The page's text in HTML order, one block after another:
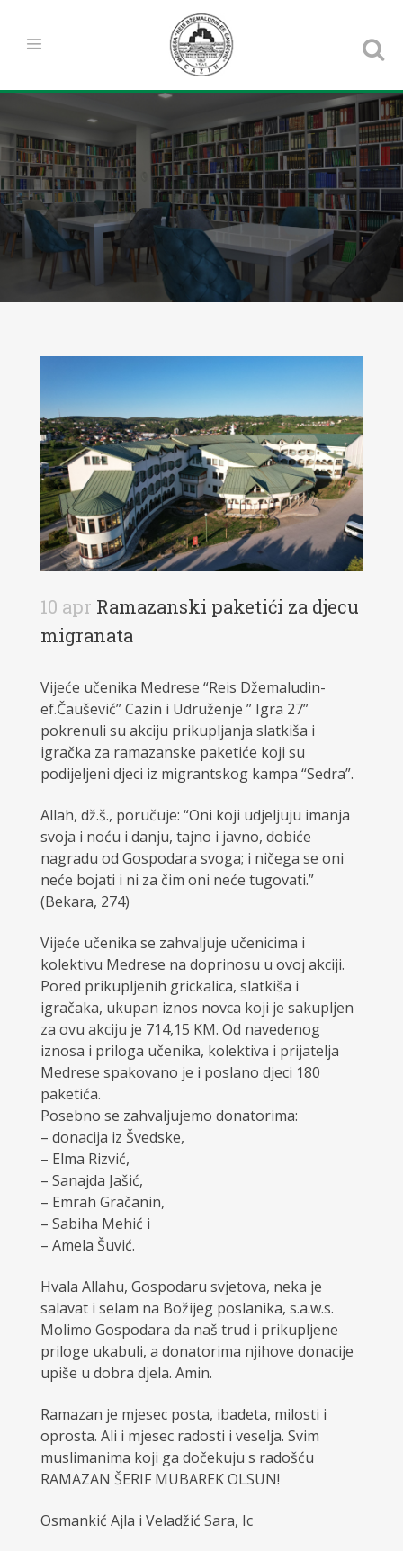
10 apr Ramazanski paketići za djecu
migranata
Vijeće učenika Medrese “Reis Džemaludin-
ef.Čaušević” Cazin i Udruženje ” Igra 27”
pokrenuli su akciju prikupljanja slatkiša i
igračka za ramazanske paketiće koji su
podijeljeni djeci iz migrantskog kampa “Sedra”.
Allah, dž.š., poručuje: “Oni koji udjeljuju imanja
svoja i noću i danju, tajno i javno, dobiće
nagradu od Gospodara svoga; i ničega se oni
neće bojati i ni za čim oni neće tugovati.”
(Bekara, 274)
Vijeće učenika se zahvaljuje učenicima i
kolektivu Medrese na doprinosu u ovoj akciji.
Pored prikupljenih grickalica, slatkiša i
igračaka, ukupan iznos novca koji je sakupljen
za ovu akciju je 714,15 KM. Od navedenog
iznosa i priloga učenika, kolektiva i prijatelja
Medrese spakovano je i poslano djeci 180
paketića.
Posebno se zahvaljujemo donatorima:
– donacija iz Švedske,
– Elma Rizvić,
– Sanajda Jašić,
– Emrah Gračanin,
– Sabiha Mehić i
– Amela Šuvić.
Hvala Allahu, Gospodaru svjetova, neka je
salavat i selam na Božijeg poslanika, s.a.w.s.
Molimo Gospodara da naš trud i prikupljene
priloge ukabuli, a donatorima njihove donacije
upiše u dobra djela. Amin.
Ramazan je mjesec posta, ibadeta, milosti i
oprosta. Ali i mjesec radosti i veselja. Svim
muslimanima koji ga dočekuju s radošću
RAMAZAN ŠERIF MUBAREK OLSUN!
Osmankić Ajla i Veladžić Sara, Ic